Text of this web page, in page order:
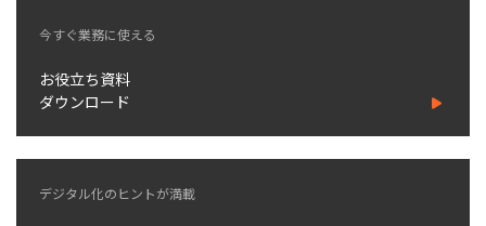
今すぐ業務に使える
お役立ち資料
ダウンロード
デジタル化のヒントが満載